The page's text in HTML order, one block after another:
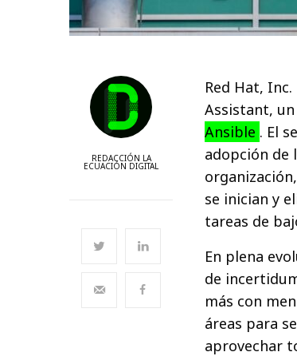
REDACCIÓN LA
ECUACIÓN DIGITAL
Red Hat,
Assistant, un
Ansible . El
adopción de
se inician y
tareas de
En plena
de
más con
áreas para
aprovechar